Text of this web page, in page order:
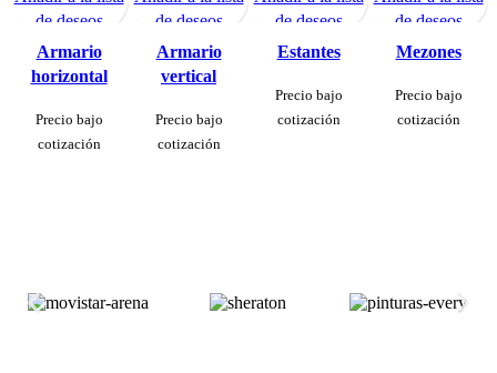
Cotización
de deseos
Armario
horizontal
Precio bajo
cotización
Cotización
de deseos
Armario
vertical
Precio bajo
cotización
Cotización
de deseos
Estantes
Precio bajo
cotización
Cotización
de deseos
Mezones
Precio bajo
cotización